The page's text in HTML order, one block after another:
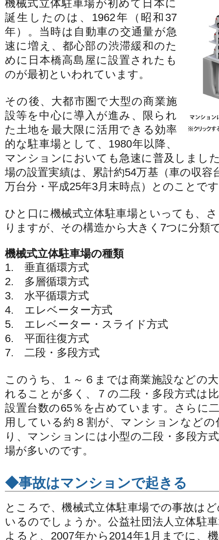
機械式立体駐車場が初めて日本に
誕生したのは、1962年（昭和37
年）。当時は自動車の交通量が急
速に増え、都心部の渋滞緩和のた
めに日本橋高島屋に設置されたも
のが最初といわれています。
その後、大都市圏で大型の商業施
設等を中心に導入が進み、限られ
た土地を最大限に活用できる効率
的な駐車場として、1980年以降、
マンションにおいても急速に普及しまし
場の設置実績は、累計約54万基（車の収容
万台分・平成25年3月末時点）とのことで
ひと口に機械式立体駐車場といっても、
りますが、その構造から大きく7つに分類
機械式立体駐車場の種類
1. 垂直循環方式
2. 多層循環方式
3. 水平循環方式
4. エレベーター方式
5. エレベーター・スライド方式
6. 平面往復方式
7. 二段・多段方式
このうち、１～６までは商業施設などの
れることが多く、７の二段・多段方式は
設置台数の65％を占めています。さらに
用している約８割が、マンションなど
り、マンションには小型の二段・多段方
場が多いのです。
◆事故はマンションで起きる
ところで、機械式立体駐車場での事故は
いるのでしょうか。公益社団法人立体駐
よると、2007年から2014年1月までに、